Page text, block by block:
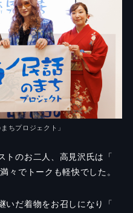
ちプロジェクト」
トのお二人、高見沢氏は「
々でトークも軽快でした。
いだ着物をお召しになり「